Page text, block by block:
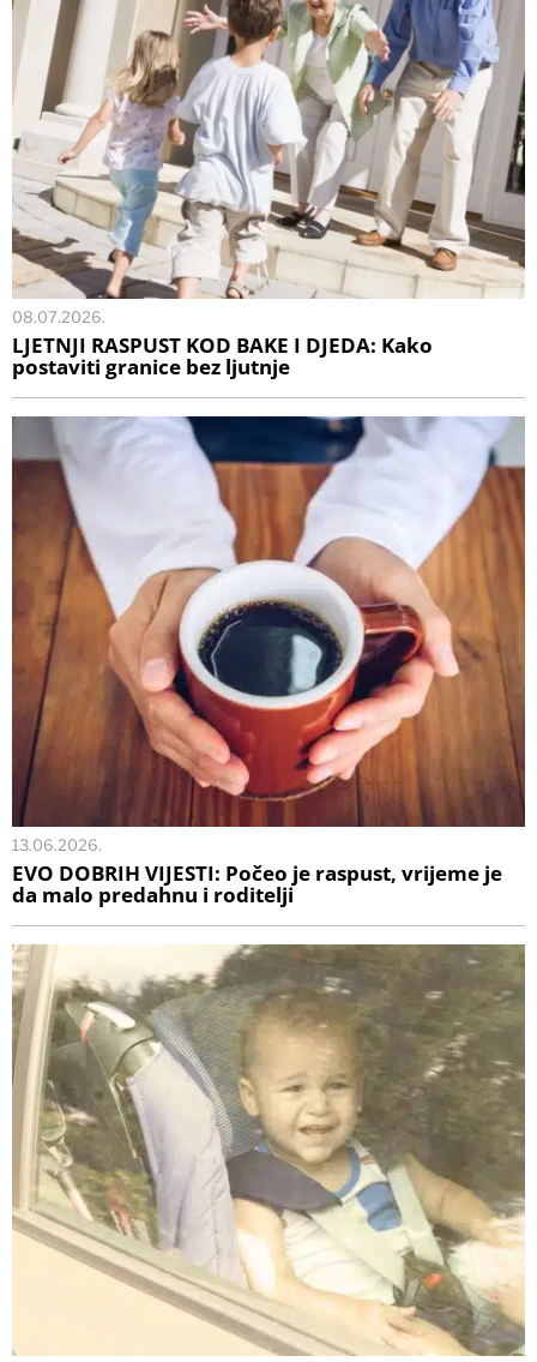
08.07.2026.
LJETNJI RASPUST KOD BAKE I DJEDA: Kako
postaviti granice bez ljutnje
13.06.2026.
EVO DOBRIH VIJESTI: Počeo je raspust, vrijeme je
da malo predahnu i roditelji